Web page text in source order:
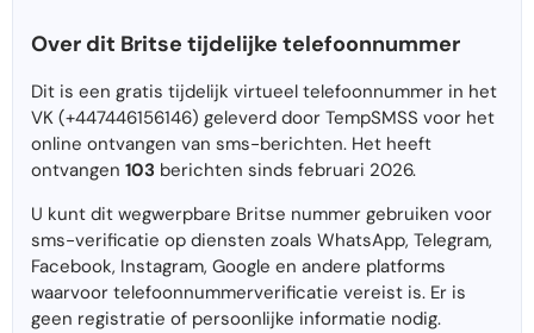
Over dit Britse tijdelijke telefoonnummer
Dit is een gratis tijdelijk virtueel telefoonnummer in het
VK (+447446156146) geleverd door TempSMSS voor het
online ontvangen van sms-berichten. Het heeft
ontvangen 103 berichten sinds februari 2026.
U kunt dit wegwerpbare Britse nummer gebruiken voor
sms-verificatie op diensten zoals WhatsApp, Telegram,
Facebook, Instagram, Google en andere platforms
waarvoor telefoonnummerverificatie vereist is. Er is
geen registratie of persoonlijke informatie nodig.